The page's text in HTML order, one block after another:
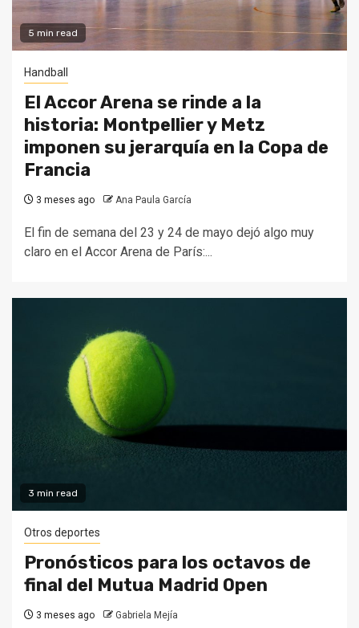
5 min read
Handball
El Accor Arena se rinde a la
historia: Montpellier y Metz
imponen su jerarquía en la Copa de
Francia
3 meses ago Ana Paula García
El fin de semana del 23 y 24 de mayo dejó algo muy
claro en el Accor Arena de París:...
3 min read
Otros deportes
Pronósticos para los octavos de
final del Mutua Madrid Open
3 meses ago Gabriela Mejía